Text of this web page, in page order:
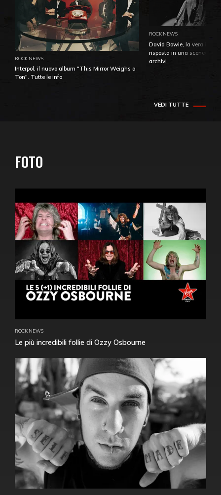
ROCK NEWS
Interpol, il nuovo album "This Mirror Weighs a
Ton". Tutte le info
ROCK NEWS
David Bowie, la vera
risposta in una
archivi
VEDI TUTTE
FOTO
ROCK NEWS
Le più incredibili follie di Ozzy Osbourne